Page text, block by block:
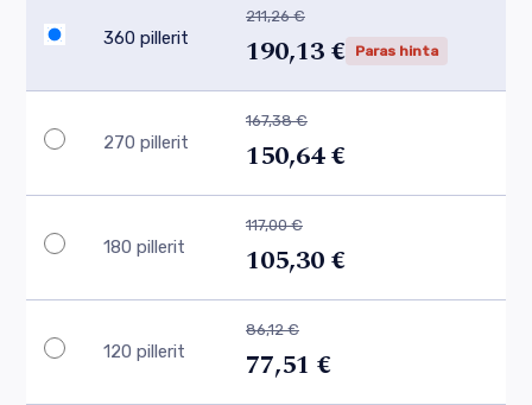
360 pillerit
211,26 €
190,13 € Paras hinta
270 pillerit
167,38 €
150,64 €
180 pillerit
117,00 €
105,30 €
120 pillerit
86,12 €
77,51 €